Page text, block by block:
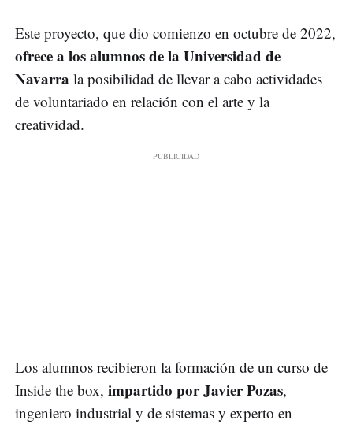
Este proyecto, que dio comienzo en octubre de 2022,
ofrece a los alumnos de la Universidad de
Navarra la posibilidad de llevar a cabo actividades
de voluntariado en relación con el arte y la
creatividad.
Los alumnos recibieron la formación de un curso de
Inside the box, impartido por Javier Pozas,
ingeniero industrial y de sistemas y experto en